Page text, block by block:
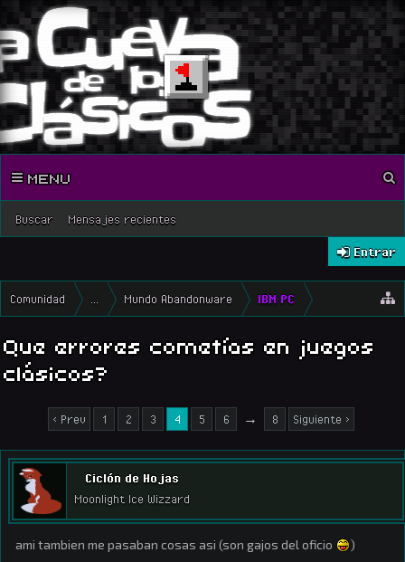
Buscar Mensajes recientes
MENU
Entrar
Comunidad Mundo Abandonware IBM PC
Que errores cometías en juegos
clásicos?
< Prev 1 2 3 4 5 6 → 8 Siguiente >
Ciclón de Hojas
Moonlight Ice Wizzard
ami tambien me pasaban cosas asi (son gajos del oficio )